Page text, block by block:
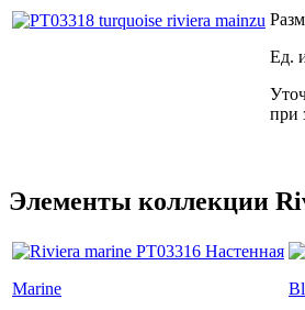
Ед.
при
Элементы коллекции
Marine